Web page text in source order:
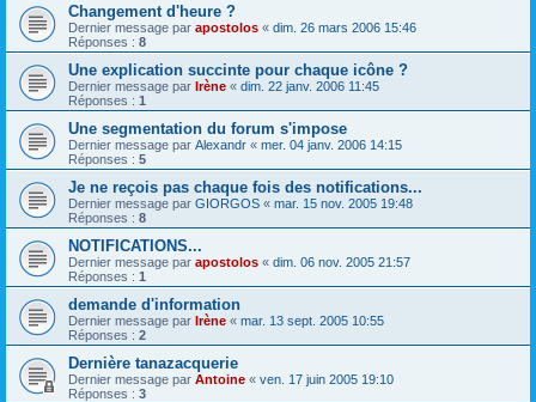
Changement d'heure ?
Dernier message par apostolos « dim. 26 mars 2006 15:46
Réponses : 8
Une explication succinte pour chaque icône ?
Dernier message par Irène « dim. 22 janv. 2006 11:45
Réponses : 1
Une segmentation du forum s'impose
Dernier message par Alexandr « mer. 04 janv. 2006 14:15
Réponses : 5
Je ne reçois pas chaque fois des notifications...
Dernier message par GIORGOS « mar. 15 nov. 2005 19:48
Réponses : 8
NOTIFICATIONS...
Dernier message par apostolos « dim. 06 nov. 2005 21:57
Réponses : 1
demande d'information
Dernier message par Irène « mar. 13 sept. 2005 10:55
Réponses : 2
Dernière tanazacquerie
Dernier message par Antoine « ven. 17 juin 2005 19:10
Réponses : 3